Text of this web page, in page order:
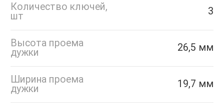
Количество ключей,
шт
3
Высота проема
дужки
26,5 мм
Ширина проема
дужки
19,7 мм